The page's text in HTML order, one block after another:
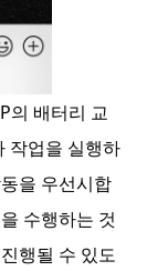
의 배터리 교
작업을 실행하
을 우선시합
수행하는 것
행될 수 있도